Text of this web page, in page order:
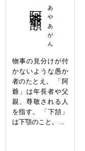
あやあがん
物事の見分けが付
かないような愚か
者のたとえ。 「阿
爺」は年長者や父
親、尊敬される人
を指す。 「下頷」
は下顎のこと。 ...